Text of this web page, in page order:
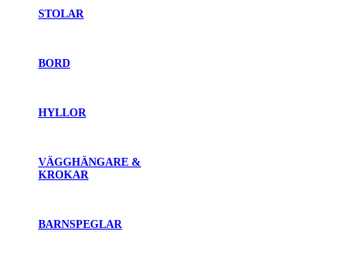
STOLAR
BORD
HYLLOR
VÄGGHÄNGARE &
KROKAR
BARNSPEGLAR